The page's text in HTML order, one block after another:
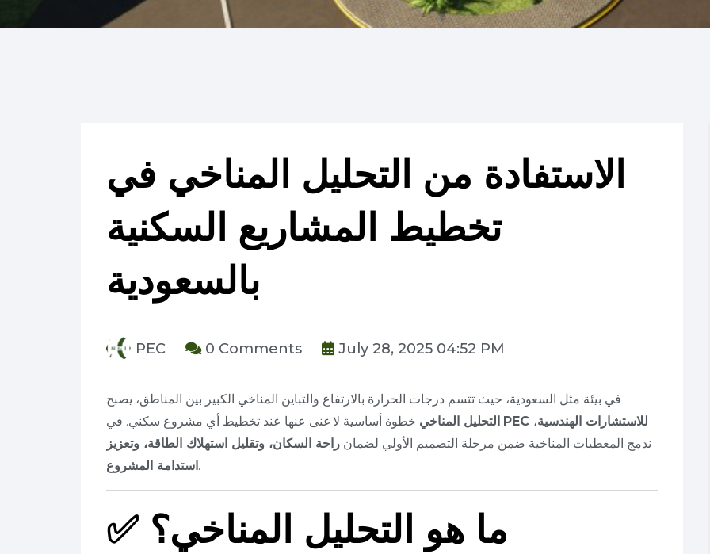
الاستفادة من التحليل المناخي في
تخطيط المشاريع السكنية
بالسعودية
PEC 0 Comments July 28, 2025 04:52 PM
في بيئة مثل السعودية، حيث تتسم درجات الحرارة بالارتفاع والتباين المناخي الكبير بين المناطق، يصبح
التحليل المناخي
PEC للاستشارات الهندسية،
ندمج المعطيات المناخية ضمن مرحلة التصميم الأولي لضمان راحة السكان، وتقليل استهلاك الطاقة، وتعزيز
استدامة المشروع.
✅ ما هو التحليل المناخي؟